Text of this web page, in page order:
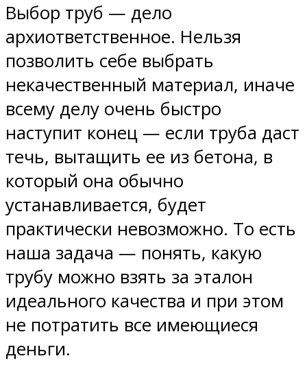
Выбор труб — дело
архиответственное. Нельзя
позволить себе выбрать
некачественный материал, иначе
всему делу очень быстро
наступит конец — если труба даст
течь, вытащить ее из бетона, в
который она обычно
устанавливается, будет
практически невозможно. То есть
наша задача — понять, какую
трубу можно взять за эталон
идеального качества и при этом
не потратить все имеющиеся
деньги.